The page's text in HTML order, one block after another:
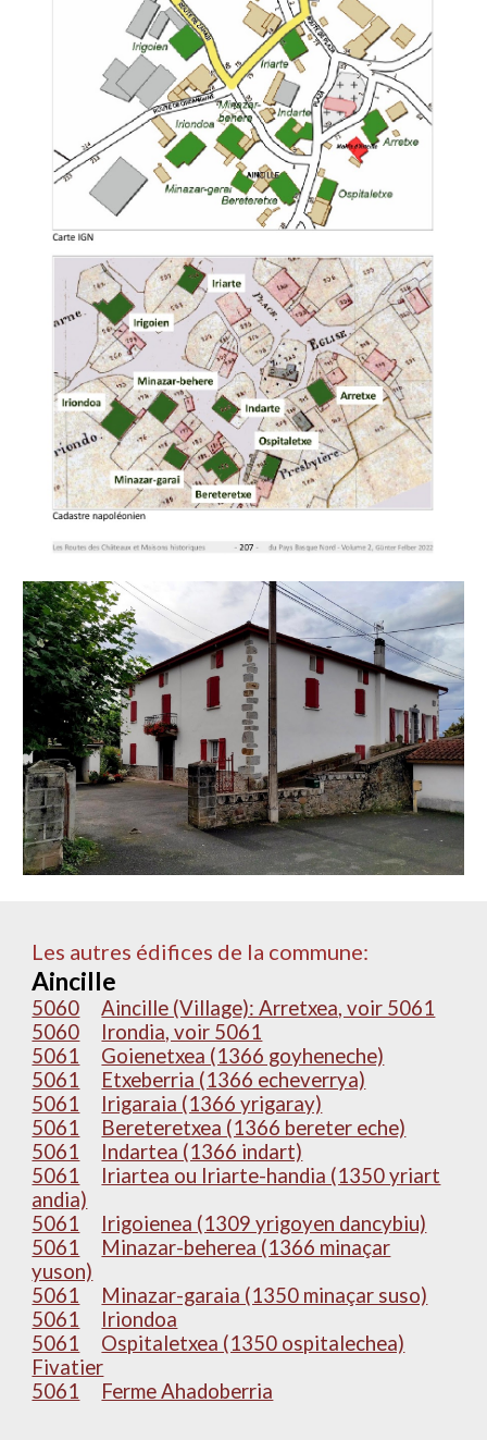
Les autres édifices de la commune:
Aincille
5060
Aincille (Village): Arretxea, voir 5061
5060
Irondia, voir 5061
5061
Goienetxea (1366 goyheneche)
5061
Etxeberria (1366 echeverrya)
5061
Irigaraia (1366 yrigaray)
5061
Bereteretxea (1366 bereter eche)
5061
Indartea (1366 indart)
5061
Iriartea ou Iriarte-handia (1350 yriart
andia)
5061
Irigoienea (1309 yrigoyen dancybiu)
5061
Minazar-beherea (1366 minaçar
yuson)
5061
Minazar-garaia (1350 minaçar suso)
5061
Iriondoa
5061
Ospitaletxea (1350 ospitalechea)
Fivatier
5061
Ferme Ahadoberria